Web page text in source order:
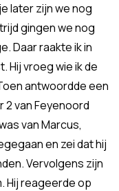
later zijn we nog
gingen we nog
Daar raakte ik in
Hij vroeg wie ik de
antwoordde een
2 van Feyenoord
van Marcus,
en zei dat hij
Vervolgens zijn
Hij reageerde op